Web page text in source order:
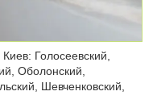
Голосеевский,
Оболонский,
Шевченковский,